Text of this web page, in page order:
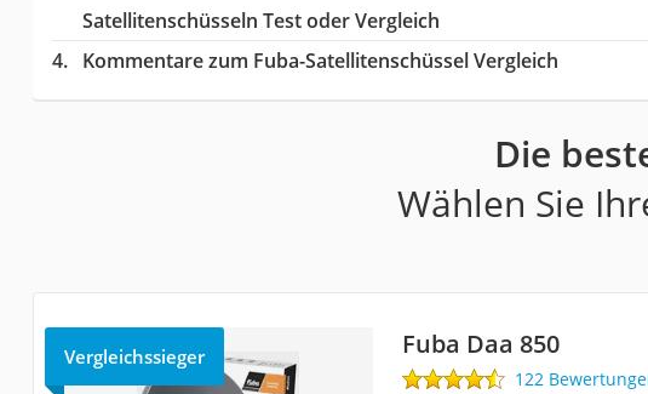
Satellitenschüsseln Test oder Vergleich
Kommentare zum Fuba-Satellitenschüssel Vergleich
Die
Wählen Sie
Vergleichssieger Fuba Daa 850
122